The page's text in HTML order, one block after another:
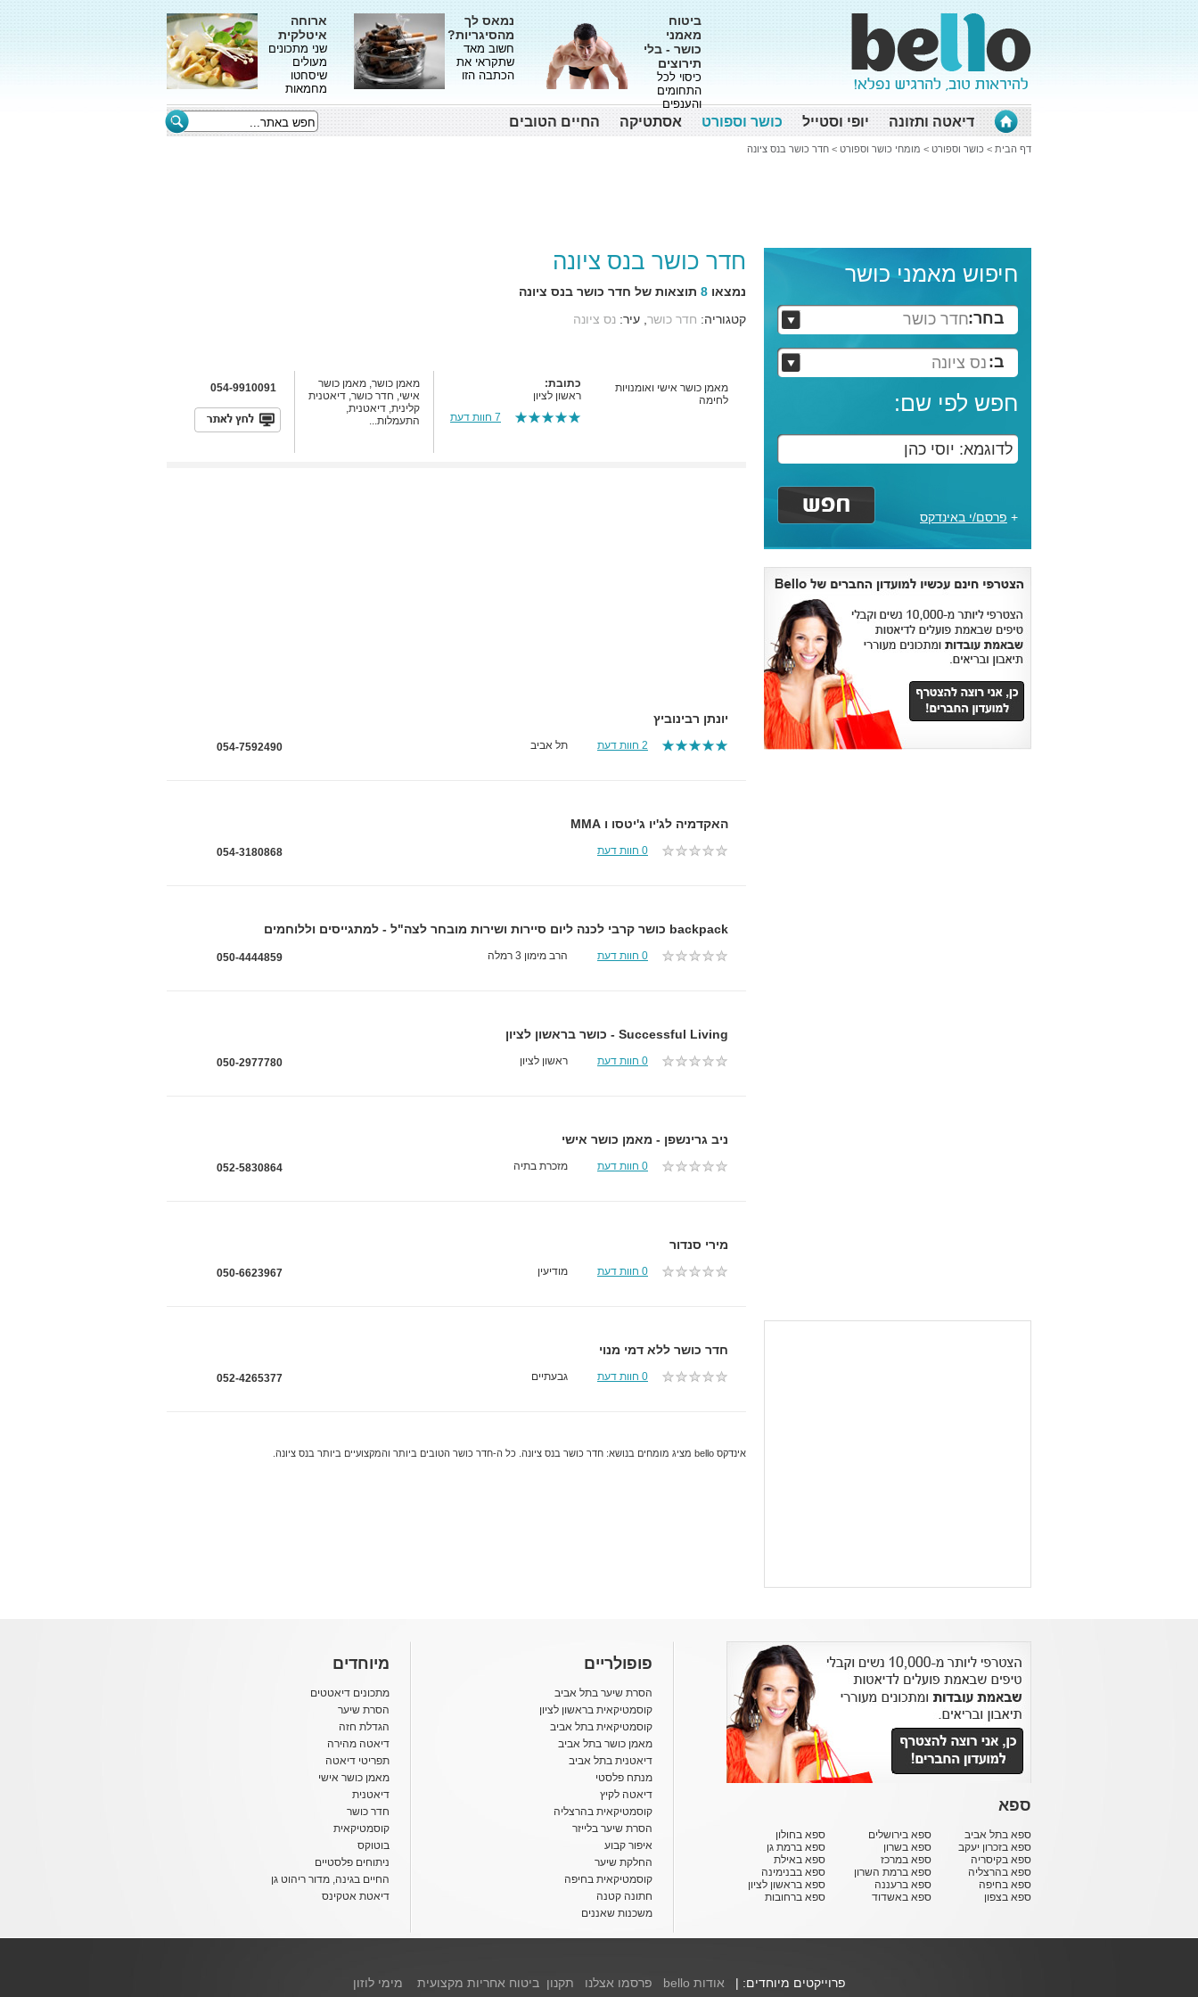
ביטוח
מאמני
כושר - בלי
תירוצים
כיסוי לכל
התחומים
והענפים
נמאס לך
מהסיגריות?
חשוב מאד
שתקראי את
הכתבה הזו
ארוחה
איטלקית
שני מתכונים
מעולים
שיסחטו
מחמאות
דיאטה ותזונה יופי וסטייל כושר וספורט אסתטיקה החיים הטובים
דף הבית > כושר וספורט > מומחי כושר וספורט > חדר כושר בנס ציונה
חיפוש מאמני כושר
בחר:חדר כושר
ב: נס ציונה
חפש לפי שם:
+ פרסם/י באינדקס
חדר כושר בנס ציונה
נמצאו 8 תוצאות של חדר כושר בנס ציונה
קטגוריה: חדר כושר , עיר: נס ציונה
מאמן כושר אישי ואומנויות
לחימה
כתובת:
ראשון לציון
7 חוות דעת
מאמן כושר, מאמן כושר
אישי, חדר כושר, דיאטנית
קלינית, דיאטנית,
התעמלות...
054-9910091
יונתן רבינוביץ
054-7592490 2 חוות דעת תל אביב
האקדמיה לג'יו ג'יטסו ו MMA
054-3180868 0 חוות דעת
backpack כושר קרבי לכנה ליום סיירות ושירות מובחר לצה"ל - למתגייסים וללוחמים
050-4444859 0 חוות דעת הרב מימון 3 רמלה
Successful Living - כושר בראשון לציון
050-2977780 0 חוות דעת ראשון לציון
ניב גרינשפן - מאמן כושר אישי
052-5830864 0 חוות דעת מזכרת בתיה
מירי סנדור
050-6623967 0 חוות דעת מודיעין
חדר כושר ללא דמי מנוי
052-4265377 0 חוות דעת גבעתיים
אינדקס bello מציג מומחים בנושא: חדר כושר בנס ציונה. כל ה-חדר כושר הטובים ביותר והמקצועיים ביותר בנס ציונה.
ספא
ספא בתל אביב
ספא בזכרון יעקב
ספא בקיסריה
ספא בהרצליה
ספא בחיפה
ספא בצפון
ספא בירושלים
ספא בשרון
ספא במרכז
ספא ברמת השרון
ספא ברעננה
ספא באשדוד
ספא בחולון
ספא ברמת גן
ספא באילת
ספא בבנימינה
ספא בראשון לציון
ספא ברחובות
פופולריים
הסרת שיער בתל אביב
קוסמטיקאית בראשון לציון
קוסמטיקאית בתל אביב
מאמן כושר בתל אביב
דיאטנית בתל אביב
מנתח פלסטי
דיאטה לקיץ
קוסמטיקאית בהרצליה
הסרת שיער בלייזר
איפור קבוע
החלקת שיער
קוסמטיקאית בחיפה
חתונה קטנה
משכנות שאננים
מיוחדים
מתכונים דיאטטים
הסרת שיער
הגדלת חזה
דיאטה מהירה
תפריטי דיאטה
מאמן כושר אישי
דיאטנית
חדר כושר
קוסמטיקאית
בוטוקס
ניתוחים פלסטיים
החיים בגינה, מדור ריהוט גן
דיאטת אטקינס
פרוייקטים מיוחדים: | אודות bello פרסמו אצלנו תקנון ביטוח אחריות מקצועית מימי לוזון